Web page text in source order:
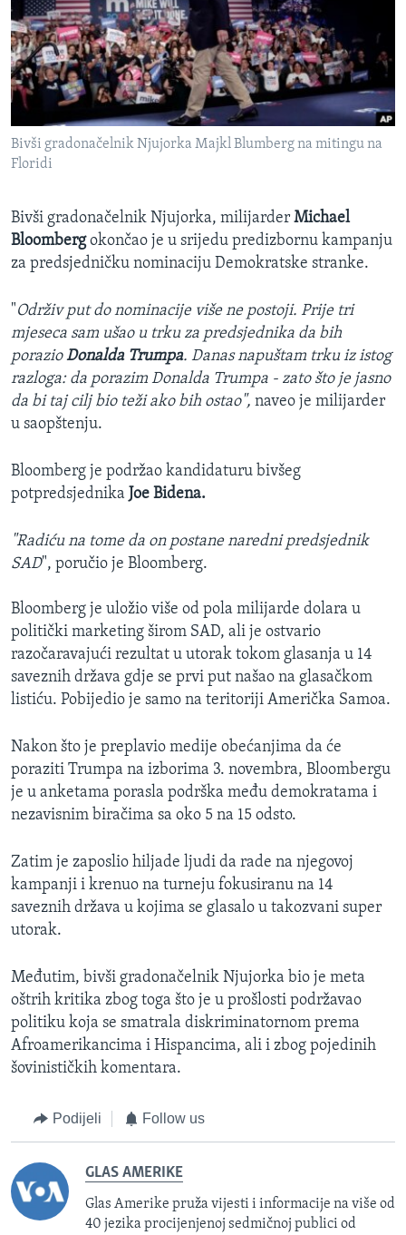
MAGAZIN
O GLASU AMERIKE
Learning English
PRATITE NAS
Jezici
Bivši gradonačelnik Njujorka Majkl Blumberg na mitingu na
Floridi
Bivši gradonačelnik Njujorka, milijarder Michael
Bloombergokončao je u srijedu predizbornu kampanju
za predsjedničku nominaciju Demokratske stranke.
"Održiv put do nominacije više ne postoji. Prije tri
mjeseca sam ušao u trku za predsjednika da bih
porazioDonalda Trumpa. Danas napuštam trku iz istog
razloga: da porazim Donalda Trumpa - zato što je jasno
da bi taj cilj bio teži ako bih ostao", naveo je milijarder
u saopštenju.
Bloomberg je podržao kandidaturu bivšeg
potpredsjednika Joe Bidena.
"Radiću na tome da on postane naredni predsjednik
SAD", poručio je Bloomberg.
Bloomberg je uložio više od pola milijarde dolara u
politički marketing širom SAD, ali je ostvario
razočaravajući rezultat u utorak tokom glasanja u 14
saveznih država gdje se prvi put našao na glasačkom
listiću. Pobijedio je samo na teritoriji Američka Samoa.
Nakon što je preplavio medije obećanjima da će
poraziti Trumpa na izborima 3. novembra, Bloombergu
je u anketama porasla podrška među demokratama i
nezavisnim biračima sa oko 5 na 15 odsto.
Zatim je zaposlio hiljade ljudi da rade na njegovoj
kampanji i krenuo na turneju fokusiranu na 14
saveznih država u kojima se glasalo u takozvani super
utorak.
Međutim, bivši gradonačelnik Njujorka bio je meta
oštrih kritika zbog toga što je u prošlosti podržavao
politiku koja se smatrala diskriminatornom prema
Afroamerikancima i Hispancima, ali i zbog pojedinih
šovinističkih komentara.
Podijeli Follow us
GLAS AMERIKE
Glas Amerike pruža vijesti i informacije na više od
40 jezika procijenjenoj sedmičnoj publici od